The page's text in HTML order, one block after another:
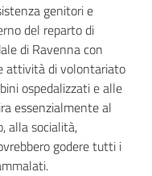
genitori e
del reparto di
di Ravenna con
attività di volontariato
ospedalizzati e alle
essenzialmente al
alla socialità,
godere tutti i